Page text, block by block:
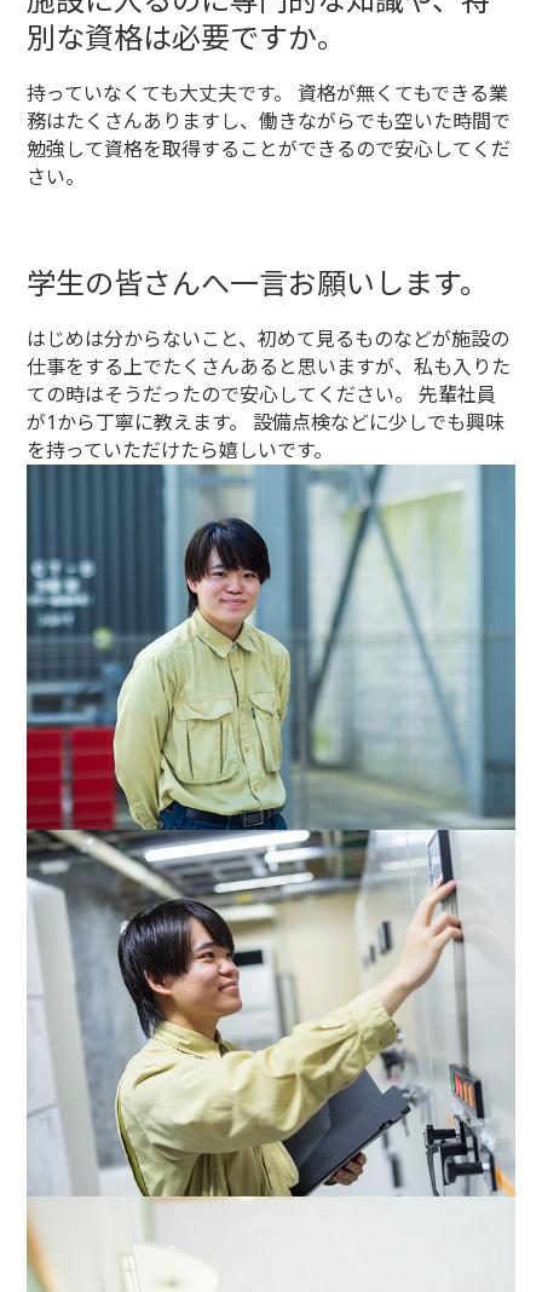
別な資格は必要ですか。
持っていなくても大丈夫です。 資格が無くてもできる業
務はたくさんありますし、働きながらでも空いた時間で
勉強して資格を取得することができるので安心してくだ
さい。
学生の皆さんへ一言お願いします。
はじめは分からないこと、初めて見るものなどが施設の
仕事をする上でたくさんあると思いますが、私も入りた
ての時はそうだったので安心してください。 先輩社員
が1から丁寧に教えます。 設備点検などに少しでも興味
を持っていただけたら嬉しいです。